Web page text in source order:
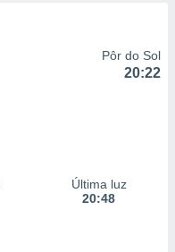
Pôr do Sol
20:22
Última luz
20:48